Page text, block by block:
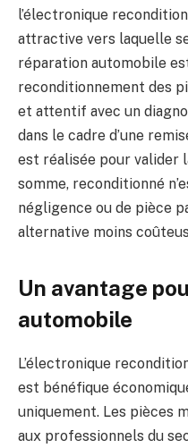
l’électronique
attractive vers laquelle
réparation automobile
reconditionnement des
et attentif avec un
dans le cadre d’une
est réalisée pour valider
somme, reconditionné
négligence ou de pièce
alternative moins
Un avantage
automobile
L’électronique
est bénéfique
uniquement. Les pièces
aux professionnels du